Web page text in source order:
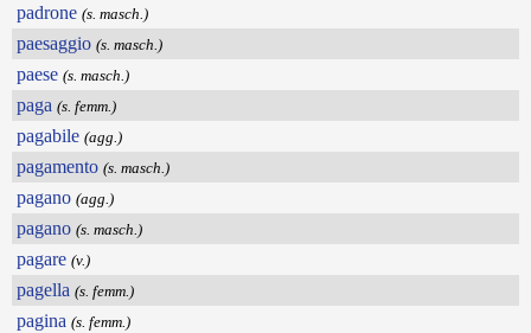
padrone (s. masch.)
paesaggio (s. masch.)
paese (s. masch.)
paga (s. femm.)
pagabile (agg.)
pagamento (s. masch.)
pagano (agg.)
pagano (s. masch.)
pagare (v.)
pagella (s. femm.)
pagina (s. femm.)